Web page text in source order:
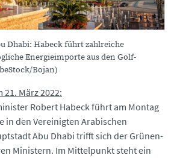
Dhabi: Habeck führt zahlreiche
Energieimporte aus den Golf-
Bojan)
März 2022:
Robert Habeck führt am Montag
in den Vereinigten Arabischen
Abu Dhabi trifft sich der Grünen-
Ministern. Im Mittelpunkt steht ein